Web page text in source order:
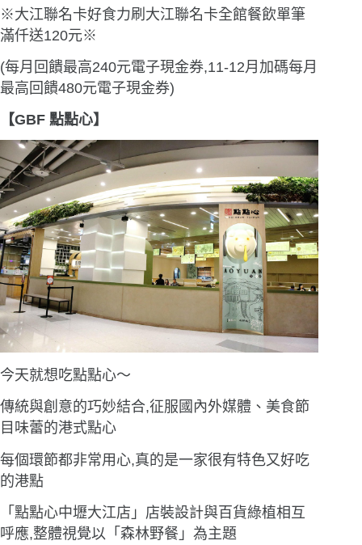
※大江聯名卡好食力刷大江聯名卡全館餐飲單筆
滿仟送120元※
(每月回饋最高240元電子現金券,11-12月加碼每月
最高回饋480元電子現金券)
【GBF 點點心】
今天就想吃點點心〜
傳統與創意的巧妙結合,征服國內外媒體、美食節
目味蕾的港式點心
每個環節都非常用心,真的是一家很有特色又好吃
的港點
「點點心中壢大江店」店裝設計與百貨綠植相互
呼應,整體視覺以「森林野餐」為主題